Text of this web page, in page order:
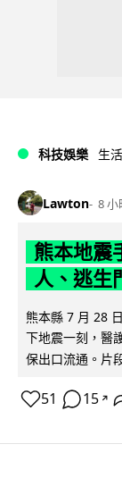
科技娛樂 生
Lawton 8 小
熊本地震
人、逃生
熊本縣 7 月 28
下地震一刻，醫
保出口流通。片
51 15 ↗